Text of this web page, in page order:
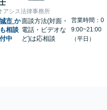
アシス法律事務所
市 か
相談
中
面談方法(対面・
電話・ビデオな
ど)は応相談
営業時間：0
9:00~21:00
（平日）